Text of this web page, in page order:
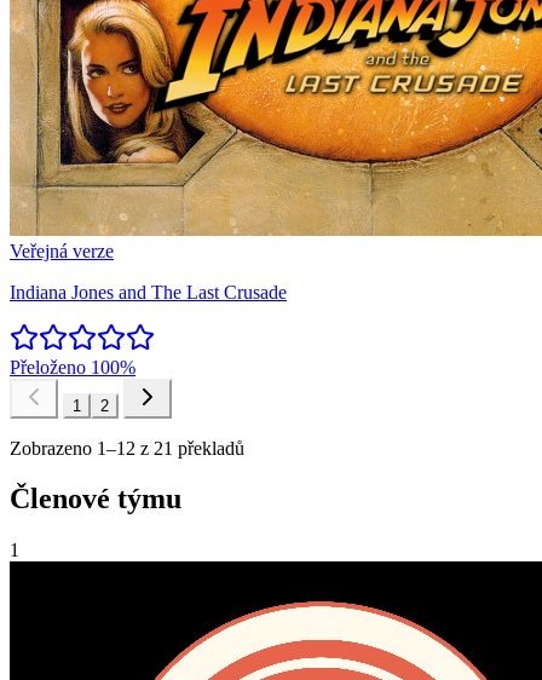
Veřejná verze
Indiana Jones and The Last Crusade
Přeloženo 100%
1 2
Zobrazeno 1–12 z 21 překladů
Členové týmu
1